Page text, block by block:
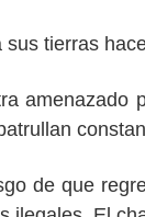
tierras
amenazado
de que